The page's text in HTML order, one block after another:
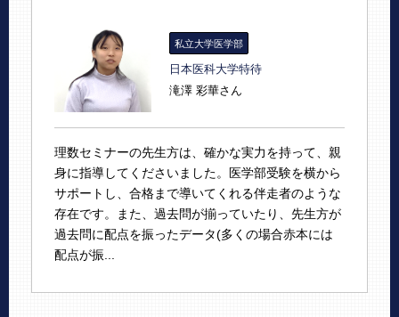
私立大学医学部
日本医科大学特待
滝澤 彩華さん
理数セミナーの先生方は、確かな実力を持って、親
身に指導してくださいました。医学部受験を横から
サポートし、合格まで導いてくれる伴走者のような
存在です。また、過去問が揃っていたり、先生方が
過去問に配点を振ったデータ(多くの場合赤本には
配点が振...